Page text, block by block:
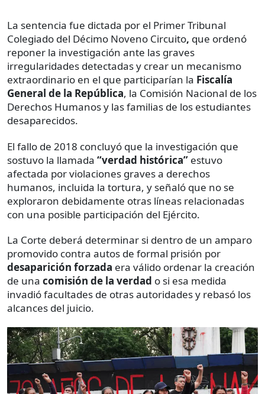
La sentencia fue dictada por el Primer Tribunal
Colegiado del Décimo Noveno Circuito, que ordenó
reponer la investigación ante las graves
irregularidades detectadas y crear un mecanismo
extraordinario en el que participarían la Fiscalía
General de la República, la Comisión Nacional de los
Derechos Humanos y las familias de los estudiantes
desaparecidos.
El fallo de 2018 concluyó que la investigación que
sostuvo la llamada “verdad histórica” estuvo
afectada por violaciones graves a derechos
humanos, incluida la tortura, y señaló que no se
exploraron debidamente otras líneas relacionadas
con una posible participación del Ejército.
La Corte deberá determinar si dentro de un amparo
promovido contra autos de formal prisión por
desaparición forzada era válido ordenar la creación
de una comisión de la verdad o si esa medida
invadió facultades de otras autoridades y rebasó los
alcances del juicio.